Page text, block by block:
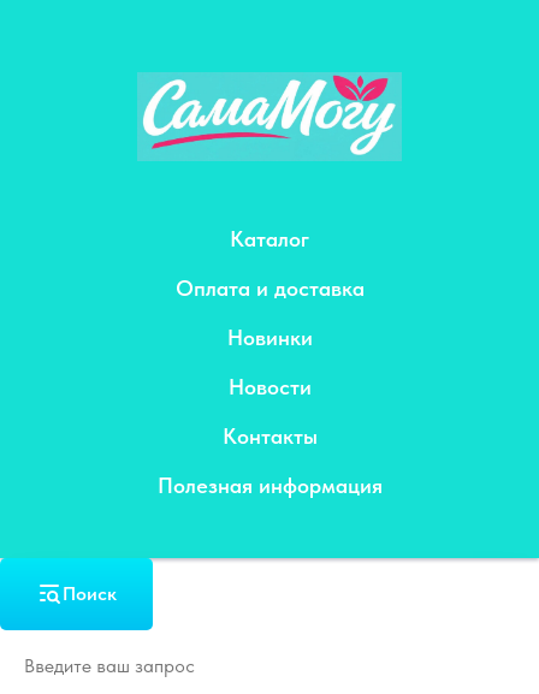
Каталог
Оплата и доставка
Новинки
Новости
Контакты
Полезная информация
Поиск